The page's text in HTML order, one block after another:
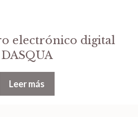
electrónico digital
DASQUA
Leer más